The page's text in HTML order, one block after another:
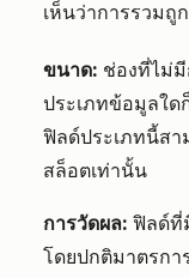
เห็นว่าการรวม
ขนาด: ช่องที่ไม่มี
ประเภทข้อมูลใด
ฟิลด์ประเภทนี้สา
สล็อตเท่านั้น
การวัดผล: ฟิลด์ที่
โดยปกติมาตรกา